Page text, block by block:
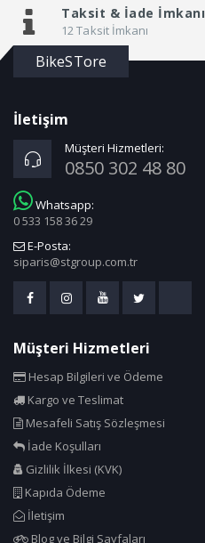
Buzz Rack
BYTE
Canello
Carrera
Cateye
Claud Butler
Cn Spoke
Cold Patch
Compass
Corelli
Crops
Cst
Cube Bikes
Dahon
Deda
Deeppower
Taksit & İade İmkanı
12 Taksit İmkanı
BikeSTore
İletişim
Müşteri Hizmetleri:
0850 302 48 80
Whatsapp:
0 533 158 36 29
E-Posta:
siparis@stgroup.com.tr
Müşteri Hizmetleri
Hesap Bilgileri ve Ödeme
Kargo ve Teslimat
Mesafeli Satış Sözleşmesi
İade Koşulları
Gizlilik İlkesi (KVK)
Kapıda Ödeme
İletişim
Blog ve Bilgi Sayfaları